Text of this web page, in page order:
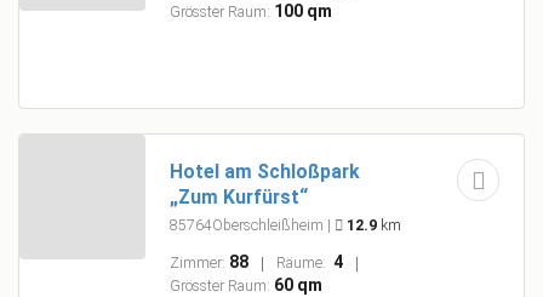
Grösster Raum: 100 qm
Hotel am Schloßpark
„Zum Kurfürst“
85764Oberschleißheim | 12.9 km
Zimmer: 88 Räume: 4
Grösster Raum: 60 qm